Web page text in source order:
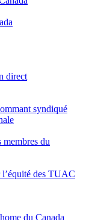
direct
syndiqué
membres du
l’équité des TUAC
du Canada